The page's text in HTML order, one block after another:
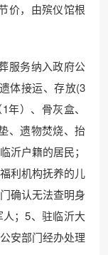
价，由殡仪馆根
服务纳入政府公
体接运、存放(3
）、骨灰盒、
、遗物焚烧、抬
沂户籍的居民；
利机构抚养的儿
确认无法查明身
；5、驻临沂大
安部门经办处理